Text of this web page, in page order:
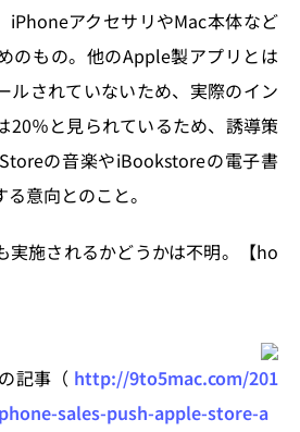
iPhoneアクセサリやMac本体など
のもの。他のApple製アプリとは
ルされていないため、実際のイン
20％と見られているため、誘導策
の音楽やiBookstoreの電子書
意向とのこと。
施されるかどうかは不明。【ho
記事（ http://9to5mac.com/201
sales-push-apple-store-a